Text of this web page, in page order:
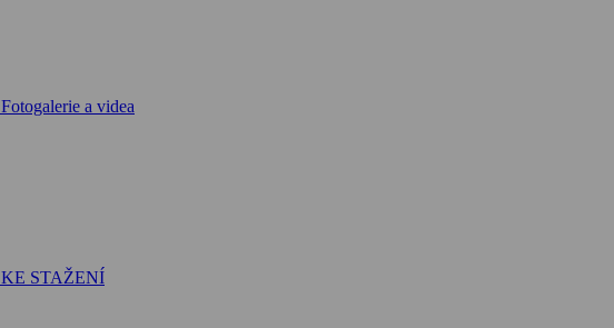
Fotogalerie a videa
KE STAŽENÍ